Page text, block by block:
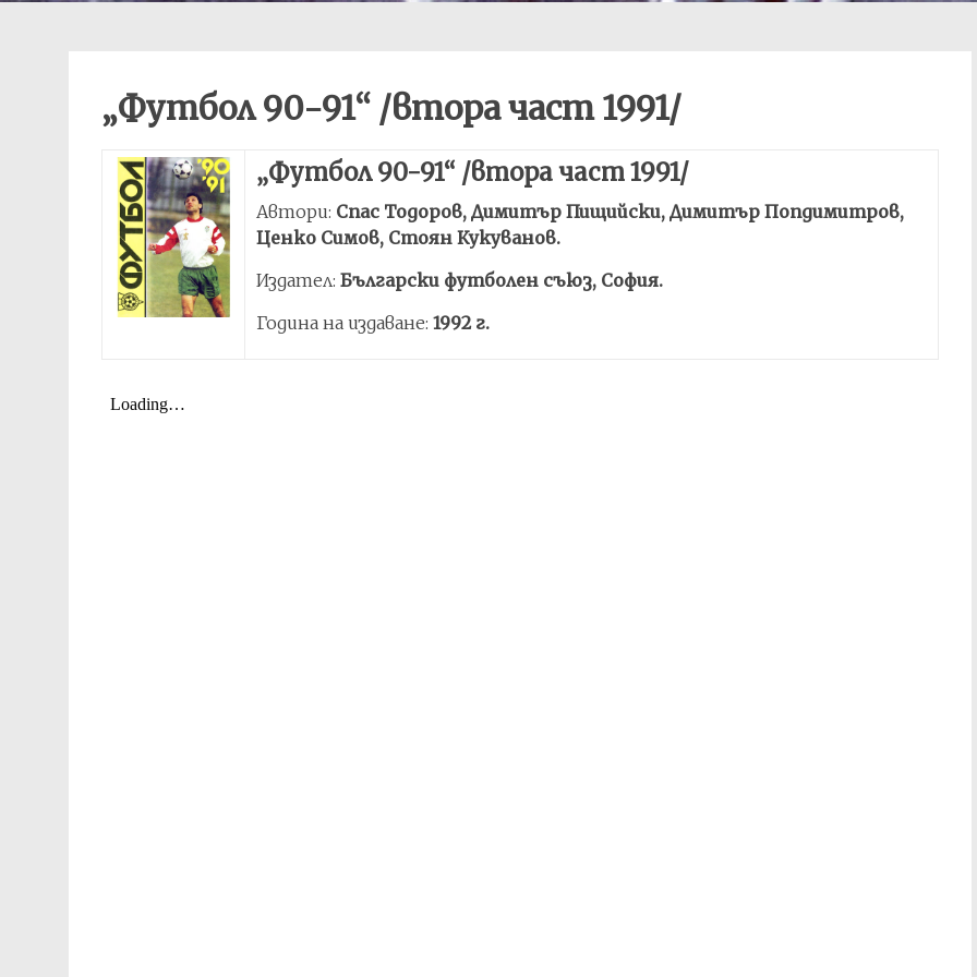
„Футбол 90-91“ /втора част 1991/
„Футбол 90-91“ /втора част 1991/
Автори: Спас Тодоров, Димитър Пищийски, Димитър Попдимитров,
Ценко Симов, Стоян Кукуванов.
Издател: Български футболен съюз, София.
Година на издаване: 1992 г.